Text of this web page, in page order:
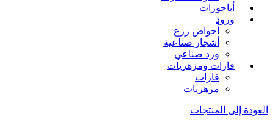
أباجورات
ورود
أحواض زرع
أشجار صناعية
ورد صناعي
فازات ومزهريات
فازات
مزهريات
العودة إلى المنتجات